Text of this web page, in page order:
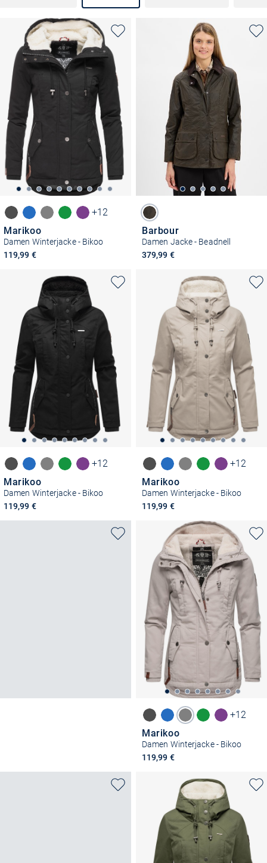
+12
Marikoo
Damen Winterjacke - Bikoo
119,99 €
Barbour
Damen Jacke - Beadnell
379,99 €
+12
Marikoo
Damen Winterjacke - Bikoo
119,99 €
+12
Marikoo
Damen Winterjacke - Bikoo
119,99 €
+12
Marikoo
Damen Winterjacke - Bikoo
119,99 €